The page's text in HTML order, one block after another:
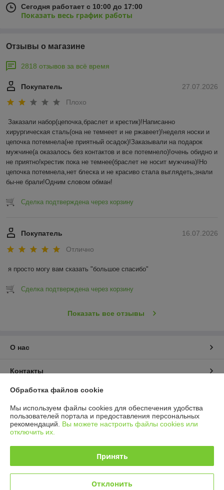
Сегодня работает с 10:00 до 17:00
Показать весь график работы
Отзывы о магазине
2818 отзывов за всё время
27.07.2026
Покупатель
Плохо
Заказали набор(цепочка,браслет и крестик)!Написанно
хирургическая сталь(она не темнеет и не ржавеет)!неделя носки и
цепочка потемнела(не приятный осадок)!Заказывали на подарок
мужчине(а оказалось без контактов и все потемнело)!очень обидно и
не приятно!крестик пока не темнее(браслет не носит мужчина)!Но
цепочка потемнела,нет блеска и не красиво стала выглядеть,знали
бы-не брали!Одним словом обман!
Сделка подтверждена через корзину
16.07.2026
Покупатель
Отлично
я просто могу вам сказать "большое спасибо"
Сделка подтверждена через корзину
Показать все отзывы
О нас
Контакты
Доставка и оплата
График работы
Политика обработки cookies
Сайт создан на платформе Deal.by
Обработка файлов cookie
Мы используем файлы cookies для обеспечения удобства
пользователей портала и предоставления персональных
рекомендаций. Вы можете настроить файлы cookies или
отключить их.
Принять
Отклонить